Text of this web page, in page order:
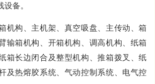
备。
机构、主机架、真空吸盘、主传动、箱
输箱机构、开箱机构、调高机构、纸箱
箱长边闭合及整型机构、推箱拨叉、纸
及热熔胶系统、气动控制系统、电气控